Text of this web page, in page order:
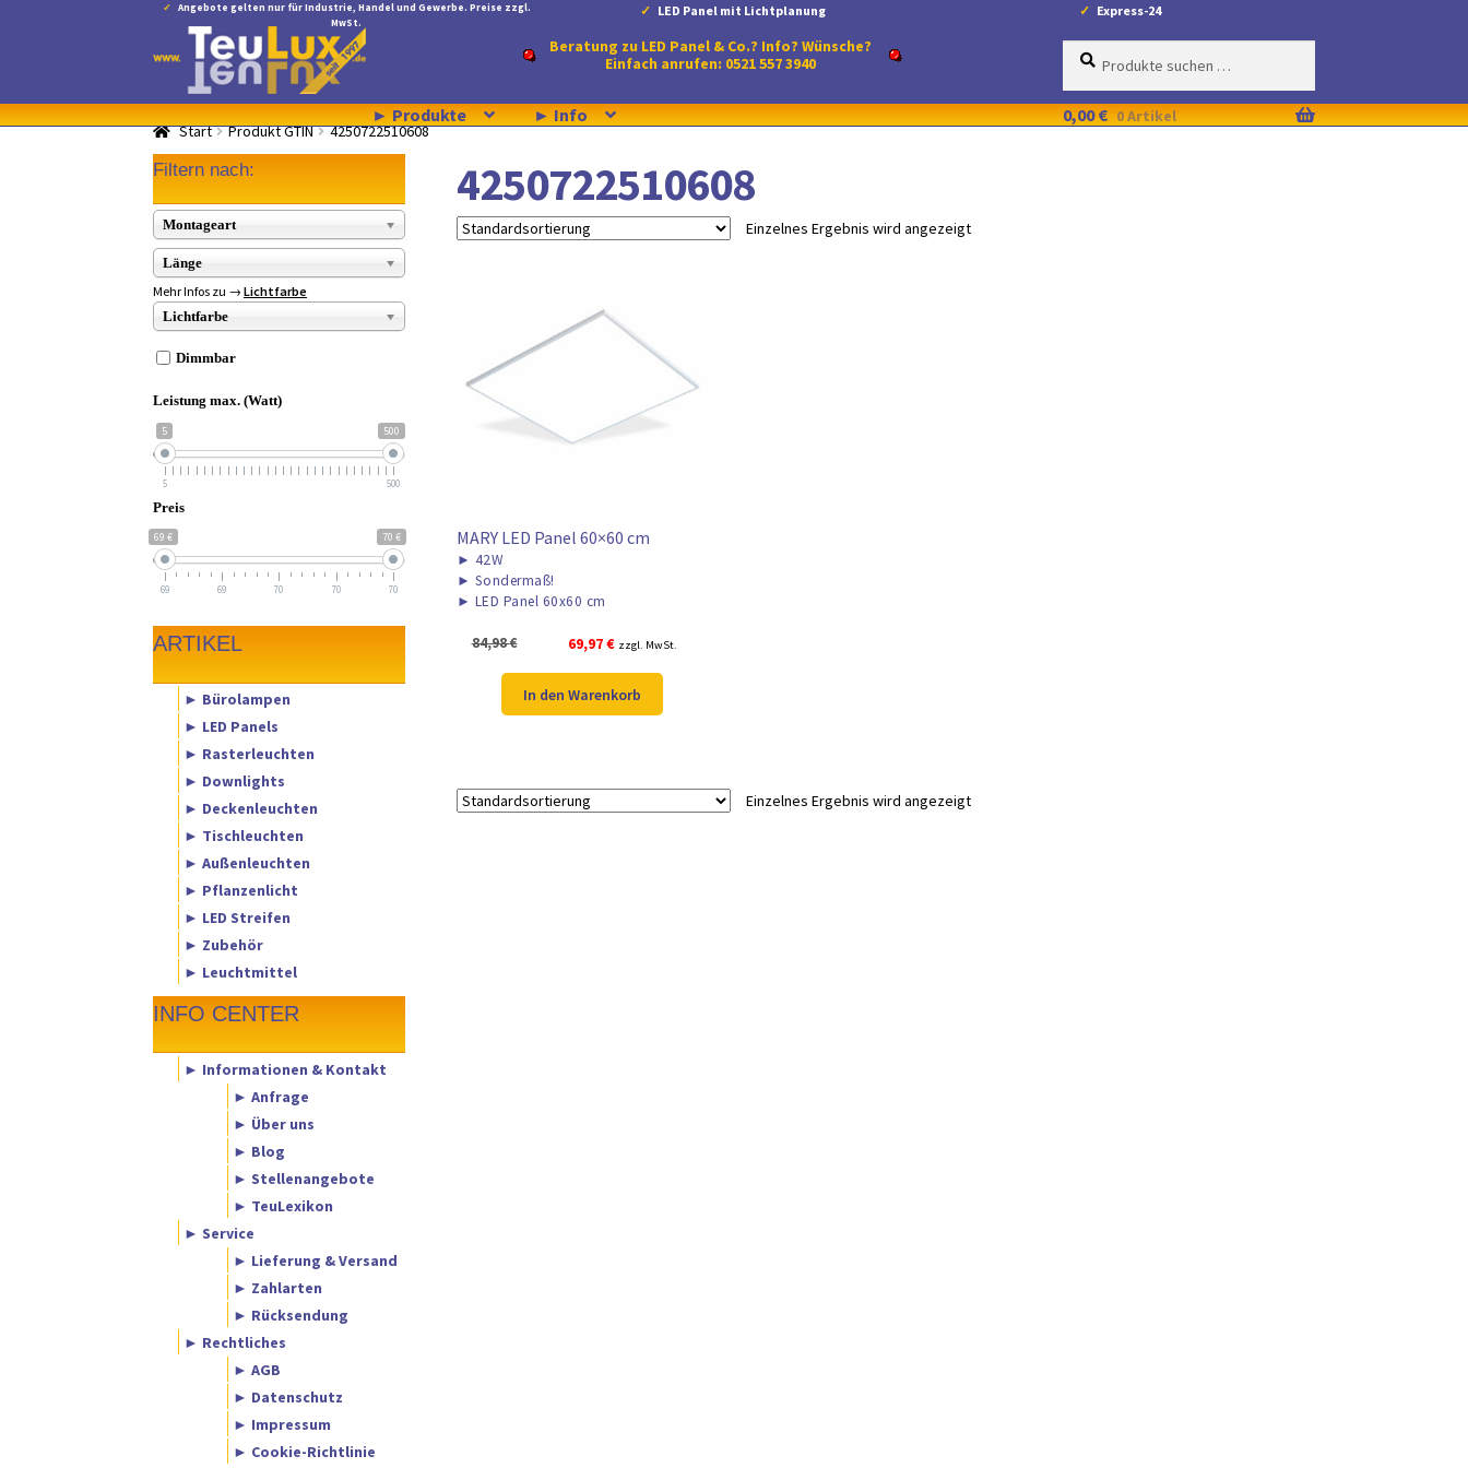
Angebote gelten nur für Industrie, Handel und Gewerbe. Preise zzgl.
MwSt.
LED Panel mit Lichtplanung Express-24
Navigation
springen
Inhalt
springen
Beratung zu LED Panel & Co.? Info? Wünsche?
Einfach anrufen: 0521 557 3940
Suche
Suchen
► Produkte ► Info 0,00€ 0 Artikel
Start Produkt GTIN 4250722510608
4250722510608
Einzelnes Ergebnis wird angezeigt
MARY LED Panel 60×60 cm
► 42W
► Sondermaß!
► LED Panel 60x60 cm
84,98€
Ursprünglicher
war:
84,98 €
69,97€Aktueller
ist:
69,97 €.
zzgl. MwSt.
In den Warenkorb
Einzelnes Ergebnis wird angezeigt
Filtern nach:
Montageart
Länge
Mehr Infos zu →Lichtfarbe
Lichtfarbe
Dimmbar
Leistung max. (Watt)
5 500
5 500
Preis
69 € 70 €
69 69 70 70 70
ARTIKEL
► Bürolampen
► LED Panels
► Rasterleuchten
► Downlights
► Deckenleuchten
► Tischleuchten
► Außenleuchten
► Pflanzenlicht
► LED Streifen
► Zubehör
► Leuchtmittel
INFO CENTER
► Informationen & Kontakt
► Anfrage
► Über uns
► Blog
► Stellenangebote
► TeuLexikon
► Service
► Lieferung & Versand
► Zahlarten
► Rücksendung
► Rechtliches
► AGB
► Datenschutz
► Impressum
► Cookie-Richtlinie